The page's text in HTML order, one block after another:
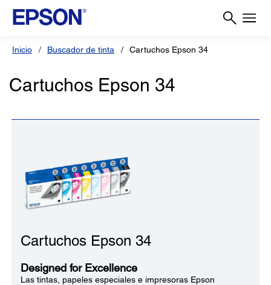
Inicio Buscador de tinta Cartuchos Epson 34
Cartuchos Epson 34
Cartuchos Epson 34
Designed for Excellence
Las tintas, papeles especiales e impresoras Epson